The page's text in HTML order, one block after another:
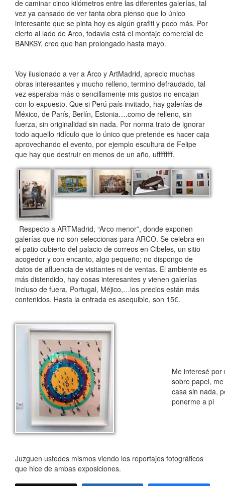
de caminar cinco kilómetros entre las diferentes galerías, tal
vez ya cansado de ver tanta obra pienso que lo único
interesante que se pinta hoy es algún grafiti y poco más. Por
cierto al lado de Arco, todavía está el montaje comercial de
BANKSY, creo que han prolongado hasta mayo.
Voy ilusionado a ver a Arco y ArtMadrid, aprecio muchas
obras interesantes y mucho relleno, termino defraudado, tal
vez esperaba más o sencillamente mis gustos no encajan
con lo expuesto. Que si Perú país invitado, hay galerías de
México, de París, Berlín, Estonia….como de relleno, sin
fuerza, sin originalidad sin nada. Por norma trato de ignorar
todo aquello ridículo que lo único que pretende es hacer caja
aprovechando el evento, por ejemplo escultura de Felipe
que hay que destruir en menos de un año, ufffffffff.
Respecto a ARTMadrid, “Arco menor”, donde exponen
galerías que no son seleccionas para ARCO. Se celebra en
el patio cubierto del palacio de correos en Cibeles, un sitio
acogedor y con encanto, algo pequeño; no dispongo de
datos de afluencia de visitantes ni de ventas. El ambiente es
más distendido, hay cosas interesantes y vienen galerías
incluso de fuera, Portugal, Méjico,…los precios están más
contenidos. Hasta la entrada es asequible, son 15€.
Me interesé por
sobre papel,
casa sin nada,
ponerme a pi
Juzguen ustedes mismos viendo los reportajes fotográficos
que hice de ambas exposiciones.